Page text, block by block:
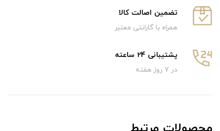
تضمین اصالت کالا
همراه با گارانتی معتبر
پشتیبانی 24 ساعته
در 7 روز هفته